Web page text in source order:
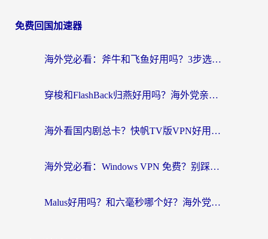
免费回国加速器
海外党必看：斧牛和飞鱼好用吗？3步选对回国加速器，无缝刷剧玩国服
穿梭和FlashBack归燕好用吗？海外党亲测3款热门回国加速器，教你选对不踩坑
海外看国内剧总卡？快帆TV版VPN好用吗？和快滚VPN对比哪个回国效果更好？
海外党必看：Windows VPN 免费？别踩坑！教你选对好用的国内加速器无缝回国
Malus好用吗？和六毫秒哪个好？海外党选回国加速器的避坑指南